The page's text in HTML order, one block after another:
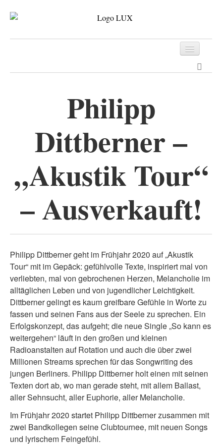
Kontakt
Philipp
Dittberner –
„Akustik Tour“
– Ausverkauft!
Philipp Dittberner geht im Frühjahr 2020 auf „Akustik
Tour“ mit im Gepäck: gefühlvolle Texte, inspiriert mal von
verliebten, mal von gebrochenen Herzen, Melancholie im
alltäglichen Leben und von jugendlicher Leichtigkeit.
Dittberner gelingt es kaum greifbare Gefühle in Worte zu
fassen und seinen Fans aus der Seele zu sprechen. Ein
Erfolgskonzept, das aufgeht; die neue Single „So kann es
weitergehen“ läuft in den großen und kleinen
Radioanstalten auf Rotation und auch die über zwei
Millionen Streams sprechen für das Songwriting des
jungen Berliners. Philipp Dittberner holt einen mit seinen
Texten dort ab, wo man gerade steht, mit allem Ballast,
aller Sehnsucht, aller Euphorie, aller Melancholie.
Im Frühjahr 2020 startet Philipp Dittberner zusammen mit
zwei Bandkollegen seine Clubtournee, mit neuen Songs
und lyrischem Feingefühl.